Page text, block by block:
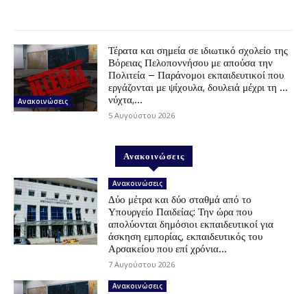
Ανακοινώσεις
Τέρατα και σημεία σε ιδιωτικό σχολείο της
Βόρειας Πελοποννήσου με απούσα την
Πολιτεία – Παράνομοι εκπαιδευτικοί που
εργάζονται με ψίχουλα, δουλειά μέχρι τη …
νύχτα,...
5 Αυγούστου 2026
Ανακοινώσεις
Ανακοινώσεις
Δύο μέτρα και δύο σταθμά από το
Υπουργείο Παιδείας: Την ώρα που
απολύονται δημόσιοι εκπαιδευτικοί για
άσκηση εμπορίας, εκπαιδευτικός του
Αρσακείου που επί χρόνια...
7 Αυγούστου 2026
Ανακοινώσεις